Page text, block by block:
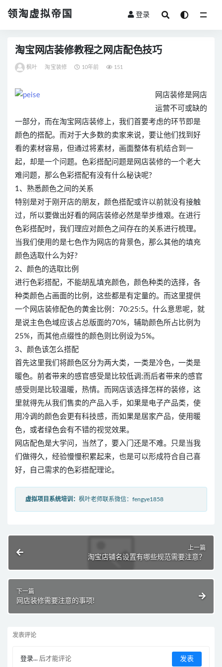
领淘虚拟帝国 登录
淘宝网店装修教程之网店配色技巧
枫叶 淘宝装修 10年前 151
网店装修是网店
运营不可或缺的
一部分，而在淘宝网店装修上，我们首要考虑的环节即是
颜色的搭配。而对于大多数的卖家来说，要让他们找到好
看的素材容易，但通过将素材，画面整体有机结合到一
起，却是一个问题。色彩搭配问题是网店装修的一个老大
难问题，那么色彩搭配有没有什么秘诀呢?
1、熟悉颜色之间的关系
特别是对于刚开店的朋友，颜色搭配或许以前就没有接触
过，所以要做出好看的网店装修必然是举步维艰。在进行
色彩搭配时，我们理应对颜色之间存在的关系进行梳理。
当我们使用的是七色作为网店的背景色，那么其他的填充
颜色选取什么为好?
2、颜色的选取比例
进行色彩搭配，不能胡乱填充颜色，颜色种类的选择，各
种类颜色占画面的比例，这些都是有定量的。而这里提供
一个网店装修配色的黄金比例：70:25:5。什么意思呢，就
是说主色色域应该占总版面的70%，辅助颜色所占比例为
25%，而其他点缀性的颜色则比例设为5%。
3、颜色该怎么搭配
首先这里我们将颜色区分为两大类，一类是冷色，一类是
暖色。前者带来的感官感受是比较低调;而后者带来的感官
感受则是比较温暖，热情。而网店该选择怎样的装修，这
里就得先从我们售卖的产品入手，如果是电子产品类，使
用冷调的颜色会更有科技感，而如果是居家产品，使用暖
色，或者绿色会有不错的视觉效果。
网店配色是大学问，当然了，要入门还是不难。只是当我
们做得久，经验慢慢积累起来，也是可以形成符合自己喜
好，自己需求的色彩搭配理论。
虚拟项目系统培训： 枫叶老师联系微信：fengye1858
上一篇
淘宝店铺名设置有哪些规范需要注意？
下一篇
网店装修需要注意的事项!
发表评论
登录... 后才能评论